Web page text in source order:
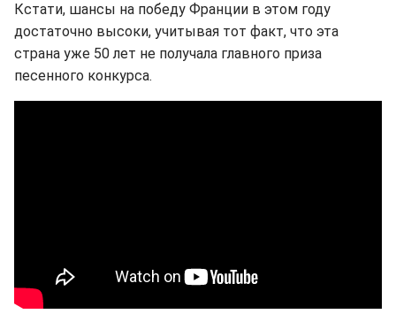
Кстати, шансы на победу Франции в этом году
достаточно высоки, учитывая тот факт, что эта
страна уже 50 лет не получала главного приза
песенного конкурса.